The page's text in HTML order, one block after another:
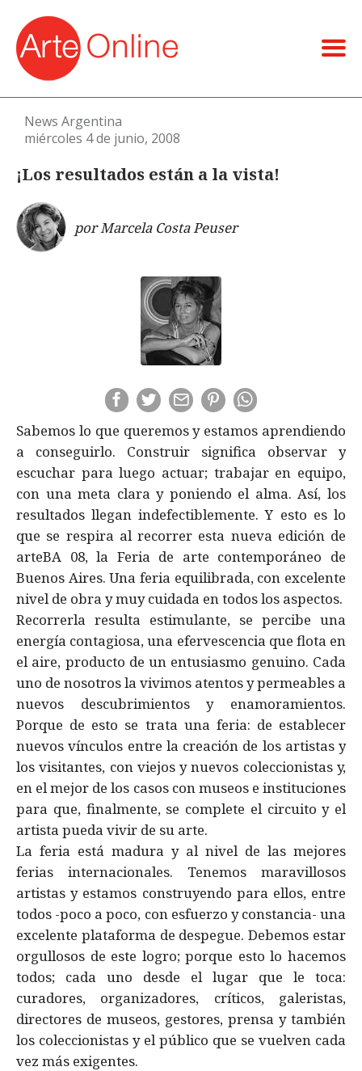
News Argentina
miércoles 4 de junio, 2008
¡Los resultados están a la vista!
por Marcela Costa Peuser
Sabemos lo que queremos y estamos aprendiendo
a conseguirlo. Construir significa observar y
escuchar para luego actuar; trabajar en equipo,
con una meta clara y poniendo el alma. Así, los
resultados llegan indefectiblemente. Y esto es lo
que se respira al recorrer esta nueva edición de
arteBA 08, la Feria de arte contemporáneo de
Buenos Aires. Una feria equilibrada, con excelente
nivel de obra y muy cuidada en todos los aspectos.
Recorrerla resulta estimulante, se percibe una
energía contagiosa, una efervescencia que flota en
el aire, producto de un entusiasmo genuino. Cada
uno de nosotros la vivimos atentos y permeables a
nuevos descubrimientos y enamoramientos.
Porque de esto se trata una feria: de establecer
nuevos vínculos entre la creación de los artistas y
los visitantes, con viejos y nuevos coleccionistas y,
en el mejor de los casos con museos e instituciones
para que, finalmente, se complete el circuito y el
artista pueda vivir de su arte.
La feria está madura y al nivel de las mejores
ferias internacionales. Tenemos maravillosos
artistas y estamos construyendo para ellos, entre
todos -poco a poco, con esfuerzo y constancia- una
excelente plataforma de despegue. Debemos estar
orgullosos de este logro; porque esto lo hacemos
todos; cada uno desde el lugar que le toca:
curadores, organizadores, críticos, galeristas,
directores de museos, gestores, prensa y también
los coleccionistas y el público que se vuelven cada
vez más exigentes.